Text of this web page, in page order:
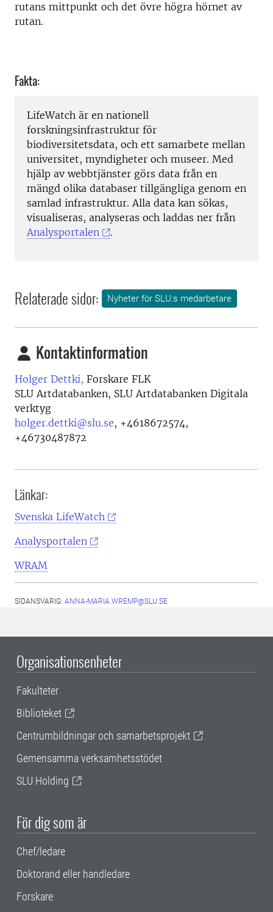
rutans mittpunkt och det övre högra hörnet av
rutan.
Fakta:
LifeWatch är en nationell
forskningsinfrastruktur för
biodiversitetsdata, och ett samarbete mellan
universitet, myndigheter och museer. Med
hjälp av webbtjänster görs data från en
mängd olika databaser tillgängliga genom en
samlad infrastruktur. Alla data kan sökas,
visualiseras, analyseras och laddas ner från
Analysportalen
.
Relaterade sidor: Nyheter för SLU:s medarbetare
Kontaktinformation
Holger Dettki, Forskare FLK
SLU Artdatabanken, SLU Artdatabanken Digitala
verktyg
holger.dettki@slu.se, +4618672574,
+46730487872
Länkar:
Svenska LifeWatch
Analysportalen
WRAM
SIDANSVARIG: ANNA-MARIA.WREMP@SLU.SE
Organisationsenheter
Fakulteter
Biblioteket
Centrumbildningar och samarbetsprojekt
Gemensamma verksamhetsstödet
SLU Holding
För dig som är
Chef/ledare
Doktorand eller handledare
Forskare